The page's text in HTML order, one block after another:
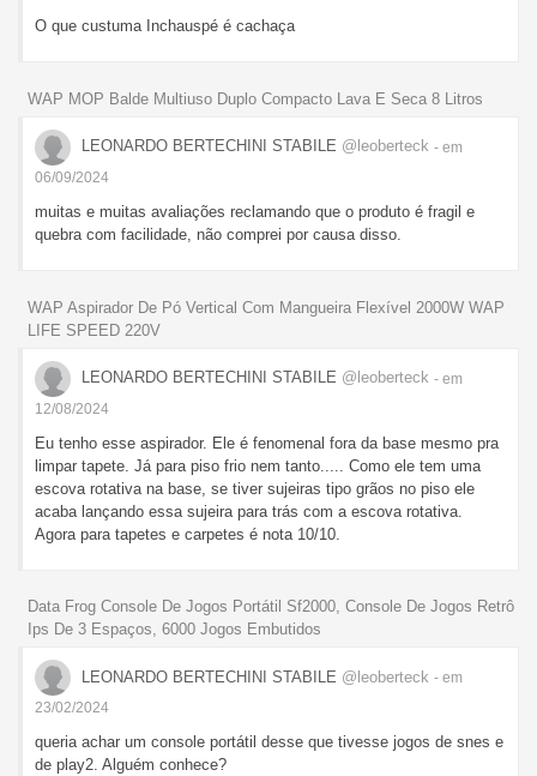
O que custuma Inchauspé é cachaça
WAP MOP Balde Multiuso Duplo Compacto Lava E Seca 8 Litros
LEONARDO BERTECHINI STABILE @leoberteck - em
06/09/2024
muitas e muitas avaliações reclamando que o produto é fragil e
quebra com facilidade, não comprei por causa disso.
WAP Aspirador De Pó Vertical Com Mangueira Flexível 2000W WAP
LIFE SPEED 220V
LEONARDO BERTECHINI STABILE @leoberteck - em
12/08/2024
Eu tenho esse aspirador. Ele é fenomenal fora da base mesmo pra
limpar tapete. Já para piso frio nem tanto..... Como ele tem uma
escova rotativa na base, se tiver sujeiras tipo grãos no piso ele
acaba lançando essa sujeira para trás com a escova rotativa.
Agora para tapetes e carpetes é nota 10/10.
Data Frog Console De Jogos Portátil Sf2000, Console De Jogos Retrô
Ips De 3 Espaços, 6000 Jogos Embutidos
LEONARDO BERTECHINI STABILE @leoberteck - em
23/02/2024
queria achar um console portátil desse que tivesse jogos de snes e
de play2. Alguém conhece?